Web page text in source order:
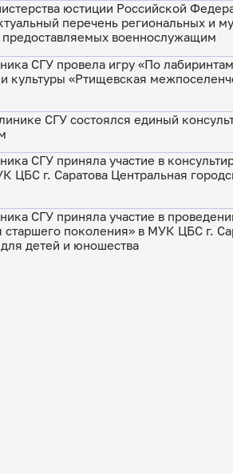
юстиции Российской
перечень региональных и
военнослужащим
СГУ провела игру «По
культуры «Ртищевская
СГУ состоялся единый
СГУ приняла участие в
ЦБС г. Саратова Центральная
СГУ приняла участие в
старшего поколения» в МУК ЦБС г.
детей и юношества